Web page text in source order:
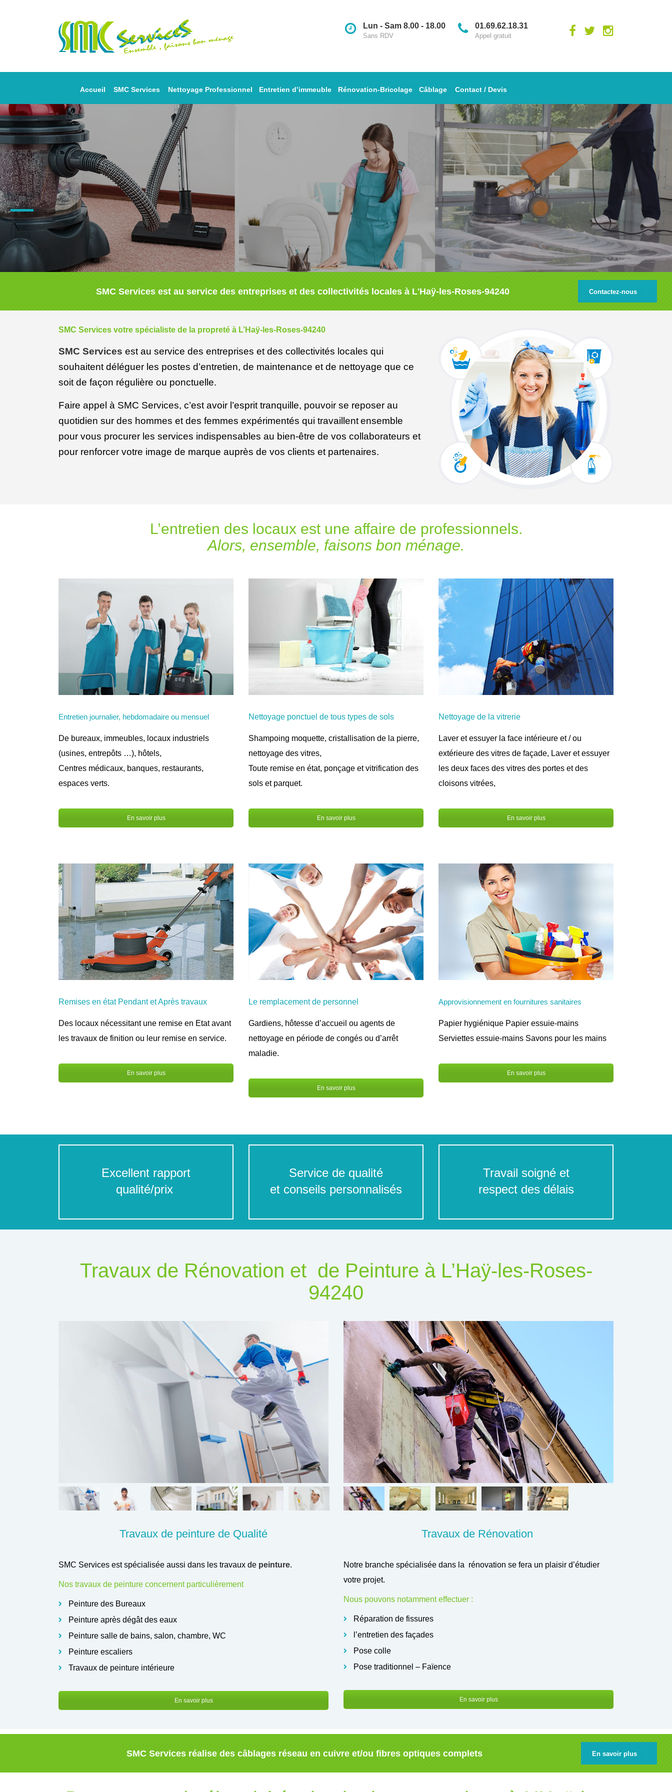
01.69.62.18.31
Appel gratuit
Lun - Sam 8.00 - 18.00
Sans RDV
Accueil SMC Services Nettoyage Professionnel Entretien d’immeuble Rénovation-Bricolage Câblage Contact / Devis
Contactez-nous
SMC Services est au service des entreprises et des collectivités locales à L'Haÿ-les-Roses-94240
SMC Services votre spécialiste de la propreté à L’Haÿ-les-Roses-94240
SMC Services est au service des entreprises et des collectivités locales qui
souhaitent déléguer les postes d’entretien, de maintenance et de nettoyage que ce
soit de façon régulière ou ponctuelle.
Faire appel à SMC Services, c’est avoir l’esprit tranquille, pouvoir se reposer au
quotidien sur des hommes et des femmes expérimentés qui travaillentensemble
pour vous procurer les services indispensables au bien-être de vos collaborateurs et
pour renforcer votre image de marque auprès de vos clients et partenaires.
L’entretien des locaux est une affaire de professionnels.
Alors, ensemble, faisons bon ménage.
Entretien journalier, hebdomadaire ou mensuel
De bureaux, immeubles, locaux industriels
(usines, entrepôts …), hôtels,
Centres médicaux, banques, restaurants,
espaces verts.
En savoir plus
Nettoyage ponctuel de tous types de sols
Shampoing moquette, cristallisation de la pierre,
nettoyage des vitres,
Toute remise en état, ponçage et vitrification des
sols et parquet.
En savoir plus
Nettoyage de la vitrerie
Laver et essuyer la face intérieure et / ou
extérieure des vitres de façade, Laver et essuyer
les deux faces des vitres des portes et des
cloisons vitrées,
En savoir plus
Remises en état Pendant et Après travaux
Des locaux nécessitant une remise en Etat avant
les travaux de finition ou leur remise en service.
En savoir plus
Le remplacement de personnel
Gardiens, hôtesse d’accueil ou agents de
nettoyage en période de congés ou d’arrêt
maladie.
En savoir plus
Approvisionnement en fournitures sanitaires
Papier hygiénique Papier essuie-mains
Serviettes essuie-mains Savons pour les mains
En savoir plus
Excellent rapport
qualité/prix
Service de qualité
et conseils personnalisés
Travail soigné et
respect des délais
Travaux de Rénovation et de Peinture à L’Haÿ-les-Roses-
94240
Travaux de peinture de Qualité
SMC Services est spécialisée aussi dans les travaux de peinture.
Nos travaux de peinture concernent particulièrement
Peinture des Bureaux
Peinture après dégât des eaux
Peinture salle de bains, salon, chambre, WC
Peinture escaliers
Travaux de peinture intérieure
En savoir plus
Travaux de Rénovation
Notre branche spécialisée dans la rénovation se fera un plaisir d’étudier
votre projet.
Nous pouvons notamment effectuer :
Réparation de fissures
l’entretien des façades
Pose colle
Pose traditionnel – Faïence
En savoir plus
En savoir plus
SMC Services réalise des câblages réseau en cuivre et/ou fibres optiques complets